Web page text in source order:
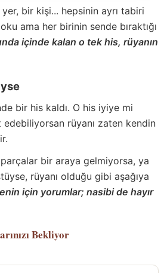
bir kişi... hepsinin ayrı tabiri
ama her birinin sende bıraktığı
içinde kalan o tek his, rüyanın
bir his kaldı. O his iyiye mi
rüyanı zaten kendin
parçalar bir araya gelmiyorsa, ya
rüyanı olduğu gibi aşağıya
için yorumlar; nasibi de hayır
Bekliyor